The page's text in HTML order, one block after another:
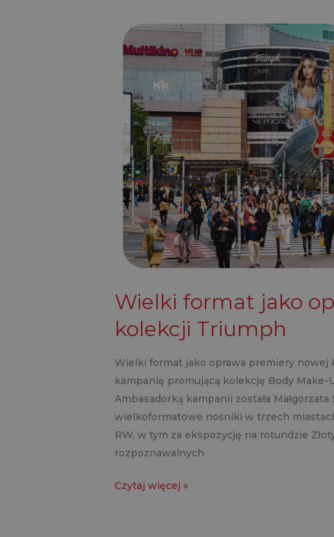
Wielki format jako
kolekcji Triumph
Wielki format jako oprawa premiery nowej
kampanię promującą kolekcję Body
Ambasadorką kampanii została
wielkoformatowe nośniki w trzech
RW, w tym za ekspozycję na rotundzie
rozpoznawalnych
Wielki
format
premiery
nowej
kolekcji
Triumph
Czytaj więcej »